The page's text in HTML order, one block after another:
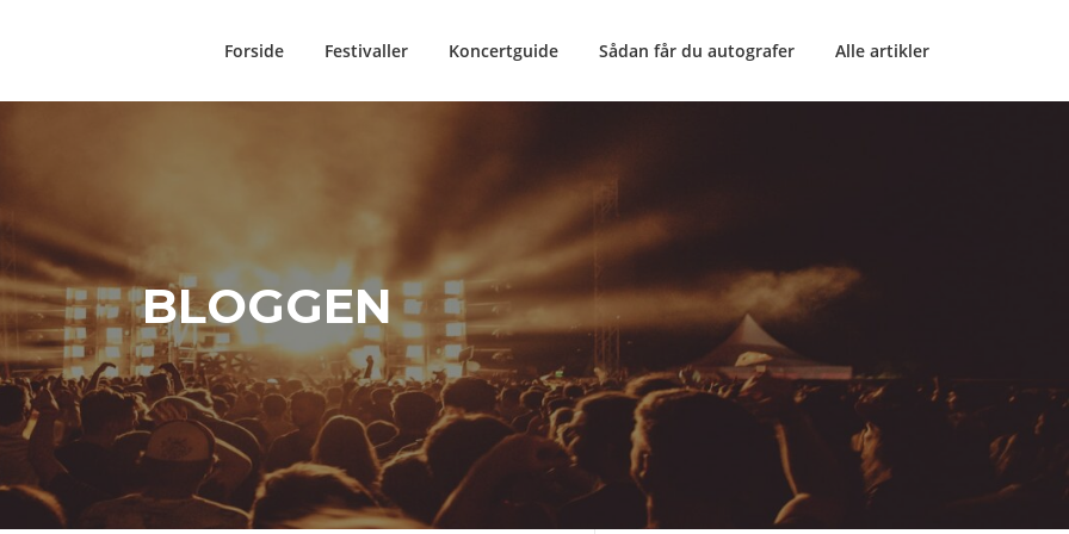
Forside Festivaller Koncertguide Sådan får du autografer Alle artikler
BLOGGEN